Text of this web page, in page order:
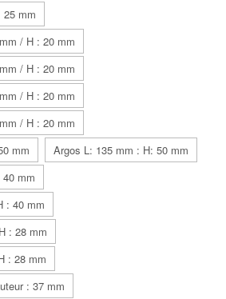
mm
/ H : 20 mm
/ H : 20 mm
/ H : 20 mm
/ H : 20 mm
mm
Argos L: 135 mm : H: 50 mm
mm
: 40 mm
: 28 mm
: 28 mm
: 37 mm